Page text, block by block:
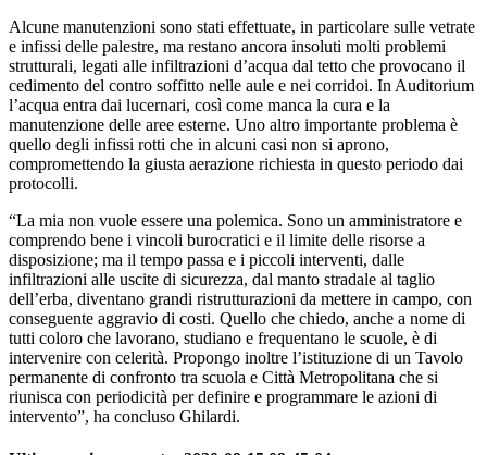
Alcune manutenzioni sono stati effettuate, in particolare sulle vetrate
e infissi delle palestre, ma restano ancora insoluti molti problemi
strutturali, legati alle infiltrazioni d’acqua dal tetto che provocano il
cedimento del contro soffitto nelle aule e nei corridoi. In Auditorium
l’acqua entra dai lucernari, così come manca la cura e la
manutenzione delle aree esterne. Uno altro importante problema è
quello degli infissi rotti che in alcuni casi non si aprono,
compromettendo la giusta aerazione richiesta in questo periodo dai
protocolli.
“La mia non vuole essere una polemica. Sono un amministratore e
comprendo bene i vincoli burocratici e il limite delle risorse a
disposizione; ma il tempo passa e i piccoli interventi, dalle
infiltrazioni alle uscite di sicurezza, dal manto stradale al taglio
dell’erba, diventano grandi ristrutturazioni da mettere in campo, con
conseguente aggravio di costi. Quello che chiedo, anche a nome di
tutti coloro che lavorano, studiano e frequentano le scuole, è di
intervenire con celerità. Propongo inoltre l’istituzione di un Tavolo
permanente di confronto tra scuola e Città Metropolitana che si
riunisca con periodicità per definire e programmare le azioni di
intervento”, ha concluso Ghilardi.